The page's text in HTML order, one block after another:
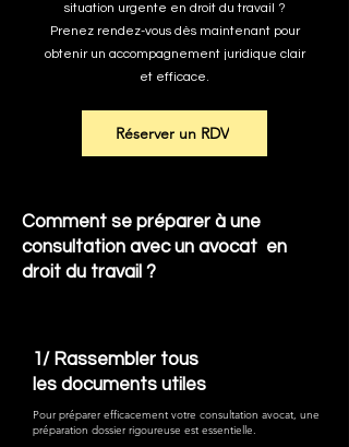
situation urgente en droit du travail ?
Prenez rendez-vous dès maintenant pour
obtenir un accompagnement juridique clair
et efficace.
Réserver un RDV
Comment se préparer à une
consultation avec un avocat en
droit du travail ?
1/ Rassembler tous
les documents utiles
Pour préparer efficacement votre consultation avocat, une
préparation dossier rigoureuse est essentielle.